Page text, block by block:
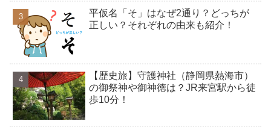
平仮名「そ」はなぜ2通り？どっちが
正しい？それぞれの由来も紹介！
【歴史旅】守護神社（静岡県熱海市）
の御祭神や御神徳は？JR来宮駅から徒
歩10分！